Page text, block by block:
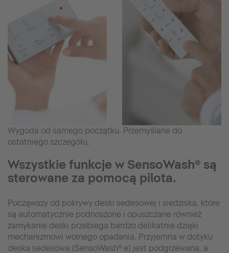
Wygoda od samego początku. Przemyślane do
ostatniego szczegółu.
Wszystkie funkcje w SensoWash® są
sterowane za pomocą pilota.
Począwszy od pokrywy deski sedesowej i siedziska, które
są automatycznie podnoszone i opuszczane również
zamykanie deski przebiega bardzo delikatnie dzięki
mechanizmowi wolnego opadania. Przyjemna w dotyku
deska sedesowa (SensoWash® e) jest podgrzewana, a